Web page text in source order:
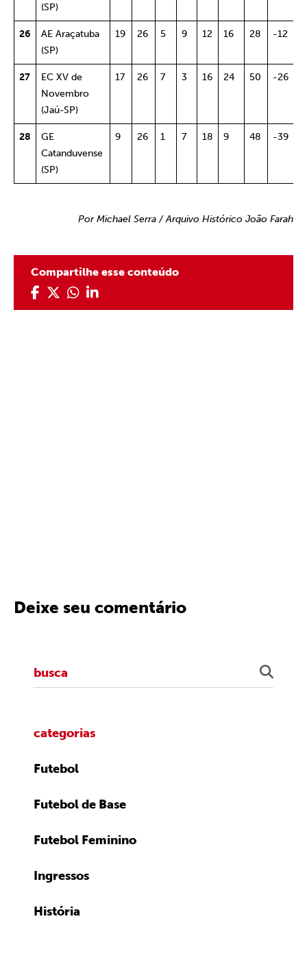
(SP)
26
AE Araçatuba
(SP)
19 26 5 9 12 16 28 -12
27
EC XV de
Novembro
(Jaú-SP)
17 26 7 3 16 24 50 -26
28
GE
Catanduvense
(SP)
9 26 1 7 18 9 48 -39
Por Michael Serra / Arquivo Histórico João Farah
Compartilhe esse conteúdo
Deixe seu comentário
categorias
Futebol
Futebol de Base
Futebol Feminino
Ingressos
História